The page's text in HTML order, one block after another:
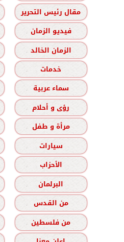
مقال رئيس التحرير
فيديو الزمان
الزمان الخالد
خدمات
سماء عربية
رؤى و أحلام
مرأة و طفل
سيارات
الأحزاب
البرلمان
من القدس
من فلسطين